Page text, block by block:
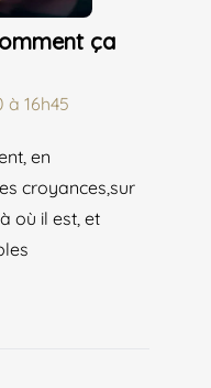
ça
à 16h45
en
croyances,sur
où il est, et